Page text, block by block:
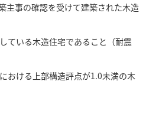
主事の確認を受けて建築された木造
ている木造住宅であること（耐震
おける上部構造評点が1.0未満の木